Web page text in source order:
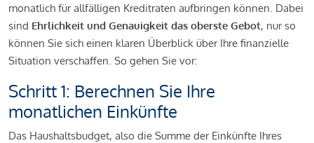
monatlich für allfälligen Kreditraten aufbringen können. Dabei
sind Ehrlichkeit und Genauigkeit das oberste Gebot, nur so
können Sie sich einen klaren Überblick über Ihre finanzielle
Situation verschaffen. So gehen Sie vor:
Schritt 1: Berechnen Sie Ihre
monatlichen Einkünfte
Das Haushaltsbudget, also die Summe der Einkünfte Ihres